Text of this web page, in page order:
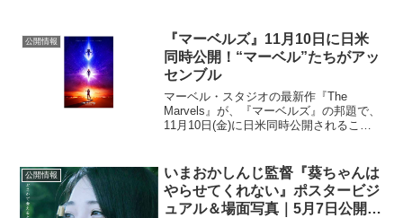
公開情報
『マーベルズ』11月10日に日米
同時公開！“マーベル”たちがアッ
センブル
マーベル・スタジオの最新作『The
Marvels』が、『マーベルズ』の邦題で、
11月10日(金)に日米同時公開されること
で圧倒的な活動を見せつけた“アベンジャ
ーズ”無...
公開情報
いまおかしんじ監督『葵ちゃんは
やらせてくれない』ポスタービジ
ュアル＆場面写真｜5月7日公開決